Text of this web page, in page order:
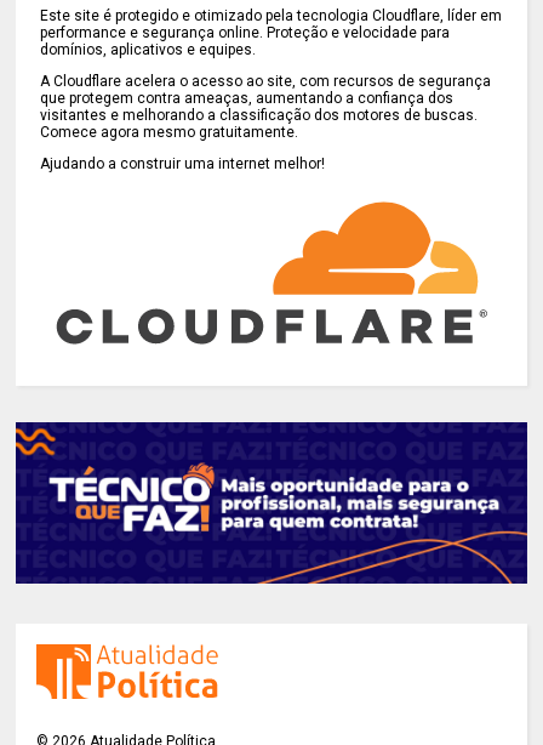
Este site é protegido e otimizado pela tecnologia Cloudflare, líder em
performance e segurança online. Proteção e velocidade para
domínios, aplicativos e equipes.
A Cloudflare acelera o acesso ao site, com recursos de segurança
que protegem contra ameaças, aumentando a confiança dos
visitantes e melhorando a classificação dos motores de buscas.
Comece agora mesmo gratuitamente.
Ajudando a construir uma internet melhor!
© 2026 Atualidade Política